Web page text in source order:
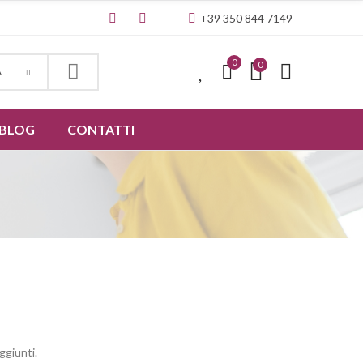
+39 350 844 7149
0 0
BLOG CONTATTI